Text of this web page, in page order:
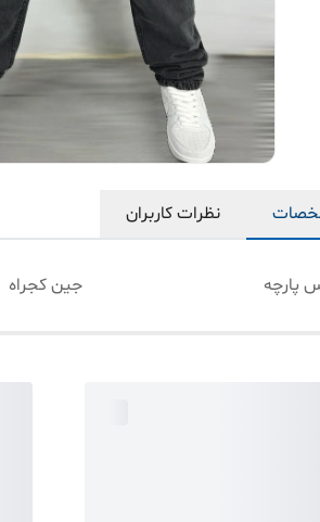
نظرات کاربران
پارچه جین کجراه